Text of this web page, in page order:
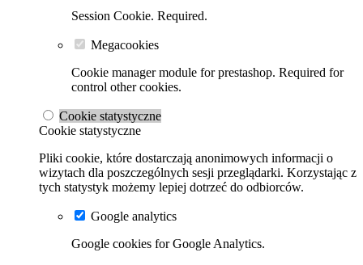
Session Cookie. Required.
Megacookies
Cookie manager module for prestashop. Required for
control other cookies.
Cookie statystyczne
Cookie statystyczne
Pliki cookie, które dostarczają anonimowych informacji o
wizytach dla poszczególnych sesji przeglądarki. Korzystając z
tych statystyk możemy lepiej dotrzeć do odbiorców.
Google analytics
Google cookies for Google Analytics.